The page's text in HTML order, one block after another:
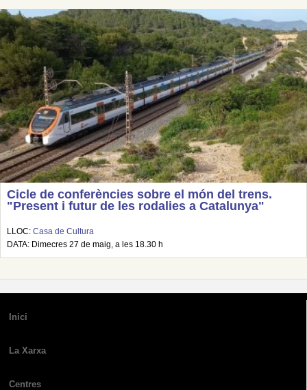
Cicle de conferències sobre el món del trens.
"Present i futur de les rodalies a Catalunya"
LLOC: Casa de Cultura
DATA: Dimecres 27 de maig, a les 18.30 h
Inici
La Xarxa
Centres